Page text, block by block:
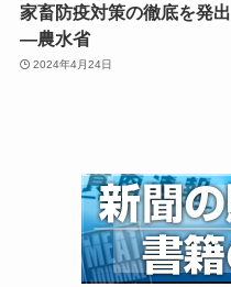
家畜防疫対策の徹底を発出
—農水省
2024年4月24日